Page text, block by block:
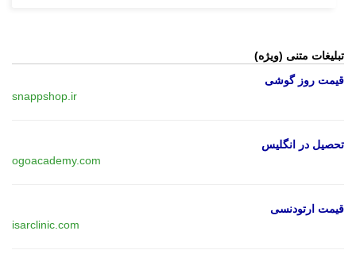
تبلیغات متنی (ویژه)
قیمت روز گوشی
snappshop.ir
تحصیل در انگلیس
ogoacademy.com
قیمت ارتودنسی
isarclinic.com